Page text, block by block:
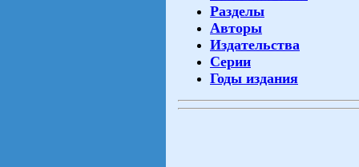
Разделы
Авторы
Издательства
Серии
Годы издания